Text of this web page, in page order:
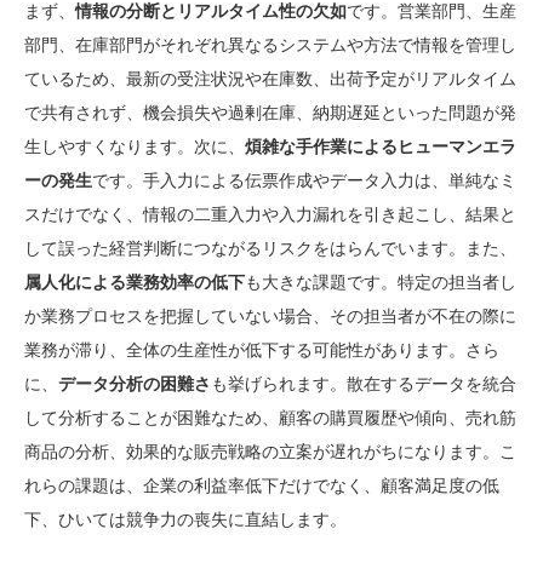
まず、情報の分断とリアルタイム性の欠如です。営業部門、生産
部門、在庫部門がそれぞれ異なるシステムや方法で情報を管理し
ているため、最新の受注状況や在庫数、出荷予定がリアルタイム
で共有されず、機会損失や過剰在庫、納期遅延といった問題が発
生しやすくなります。次に、 煩雑な手作業によるヒューマンエラ
ーの発生です。手入力による伝票作成やデータ入力は、単純なミ
スだけでなく、情報の二重入力や入力漏れを引き起こし、結果と
して誤った経営判断につながるリスクをはらんでいます。また、
属人化による業務効率の低下も大きな課題です。特定の担当者し
か業務プロセスを把握していない場合、その担当者が不在の際に
業務が滞り、全体の生産性が低下する可能性があります。さら
に、 データ分析の困難さ も挙げられます。散在するデータを統合
して分析することが困難なため、顧客の購買履歴や傾向、売れ筋
商品の分析、効果的な販売戦略の立案が遅れがちになります。こ
れらの課題は、企業の利益率低下だけでなく、顧客満足度の低
下、ひいては競争力の喪失に直結します。